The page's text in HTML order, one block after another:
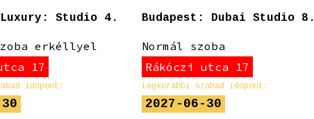
Luxury: Studio 4.
erkéllyel
17
időpont:
Budapest: Dubai Studio 8.
Normál szoba
Rákóczi utca 17
Legkorábbi szabad időpont:
2027-06-30